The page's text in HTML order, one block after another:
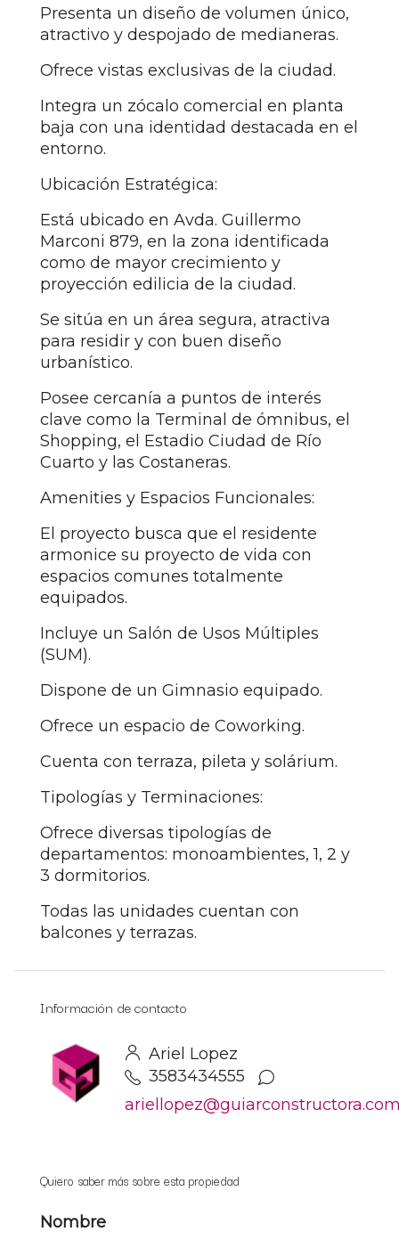
Presenta un diseño de volumen único,
atractivo y despojado de medianeras.
Ofrece vistas exclusivas de la ciudad.
Integra un zócalo comercial en planta
baja con una identidad destacada en el
entorno.
Ubicación Estratégica:
Está ubicado en Avda. Guillermo
Marconi 879, en la zona identificada
como de mayor crecimiento y
proyección edilicia de la ciudad.
Se sitúa en un área segura, atractiva
para residir y con buen diseño
urbanístico.
Posee cercanía a puntos de interés
clave como la Terminal de ómnibus, el
Shopping, el Estadio Ciudad de Río
Cuarto y las Costaneras.
Amenities y Espacios Funcionales:
El proyecto busca que el residente
armonice su proyecto de vida con
espacios comunes totalmente
equipados.
Incluye un Salón de Usos Múltiples
(SUM).
Dispone de un Gimnasio equipado.
Ofrece un espacio de Coworking.
Cuenta con terraza, pileta y solárium.
Tipologías y Terminaciones:
Ofrece diversas tipologías de
departamentos: monoambientes, 1, 2 y
3 dormitorios.
Todas las unidades cuentan con
balcones y terrazas.
Información de contacto
Ariel Lopez
3583434555
Quiero saber más sobre esta propiedad
Nombre